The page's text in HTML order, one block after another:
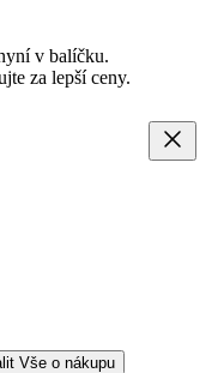
v balíčku.
za lepší ceny.
Vše o nákupu